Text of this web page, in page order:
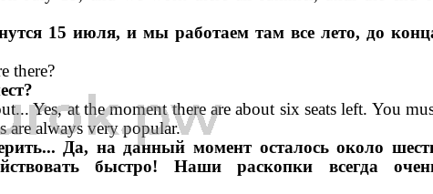
15 июля, и мы работаем там все лето, до
there?
Yes, at the moment there are about six seats left. You
are always very popular.
Да, на данный момент осталось около
быстро! Наши раскопки всегда